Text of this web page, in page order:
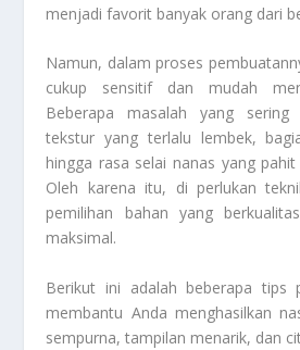
menjadi favorit banyak orang dari
Namun, dalam proses
cukup sensitif dan mudah
Beberapa masalah yang
tekstur yang terlalu lembek,
hingga rasa selai nanas yang
Oleh karena itu, di perlukan
pemilihan bahan yang
maksimal.
Berikut ini adalah beberapa tips
membantu Anda menghasilkan
sempurna, tampilan menarik, dan